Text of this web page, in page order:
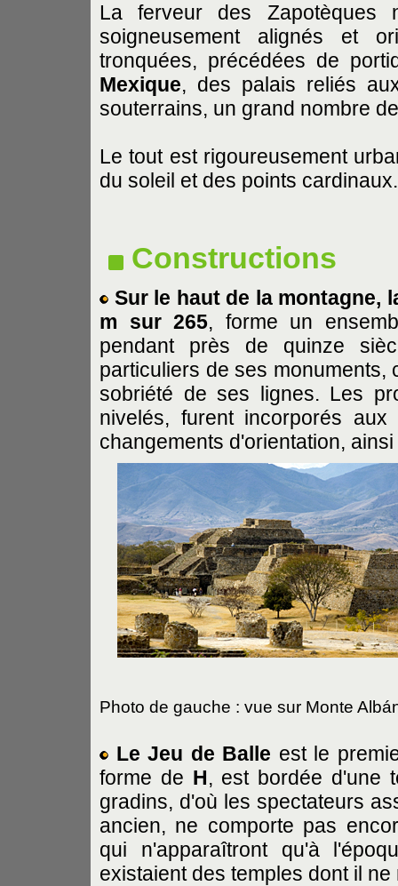
La ferveur des Zapotèques
soigneusement alignés et
tronquées, précédées de
Mexique, des palais reliés
souterrains, un grand nombre
Le tout est rigoureusement
du soleil et des points cardinaux.
Constructions
Sur le haut de la montagne,
m sur 265, forme un
pendant près de quinze
particuliers de ses monuments,
sobriété de ses lignes. Les
nivelés, furent incorporés
changements d'orientation,
Photo de gauche : vue sur Monte
Le Jeu de Balle est le
forme de H, est bordée d'une
gradins, d'où les spectateurs
ancien, ne comporte pas
qui n'apparaîtront qu'à
existaient des temples dont il